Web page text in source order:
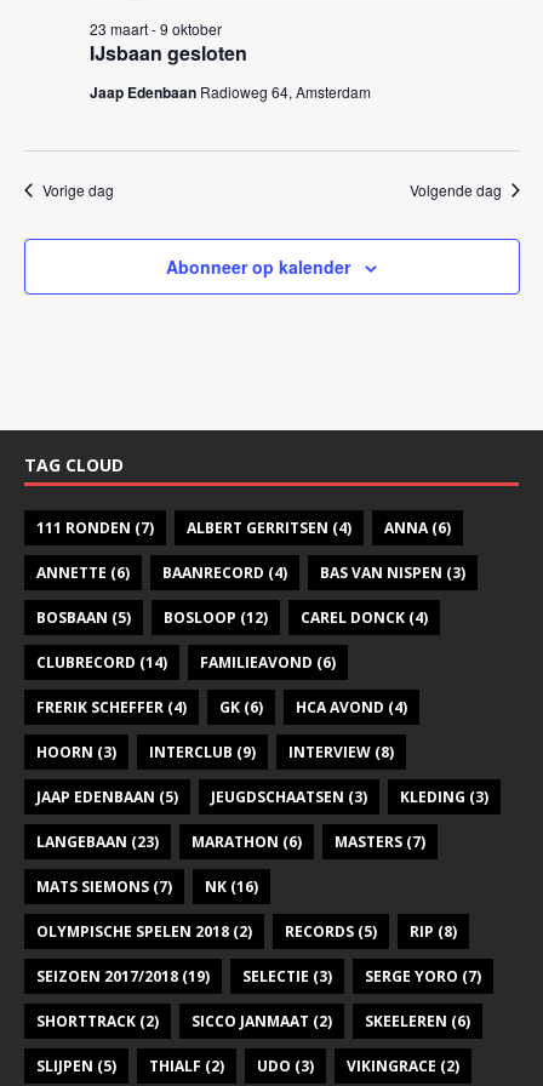
n
w
e
r
n
n
a
v
i
i
a
t
e
IJsbaan gesloten
23 maart-9 oktober
Jaap Edenbaan Radioweg 64, Amsterdam
Vorige dag Volgende dag
Abonneer op kalender
TAG CLOUD
111 RONDEN (7) ALBERT GERRITSEN (4) ANNA(6)
ANNETTE (6) BAANRECORD (4) BAS VAN NISPEN (3)
BOSBAAN (5) BOSLOOP (12) CAREL DONCK (4)
CLUBRECORD (14) FAMILIEAVOND (6)
FRERIK SCHEFFER (4) GK (6) HCA AVOND (4)
HOORN (3) INTERCLUB (9) INTERVIEW (8)
JAAP EDENBAAN (5) JEUGDSCHAATSEN (3) KLEDING (3)
LANGEBAAN (23) MARATHON (6) MASTERS (7)
MATS SIEMONS (7) NK (16)
OLYMPISCHE SPELEN 2018 (2) RECORDS (5) RIP (8)
SEIZOEN 2017/2018 (19) SELECTIE (3) SERGE YORO (7)
SHORTTRACK (2) SICCO JANMAAT (2) SKEELEREN (6)
SLIJPEN (5) THIALF (2) UDO (3) VIKINGRACE (2)